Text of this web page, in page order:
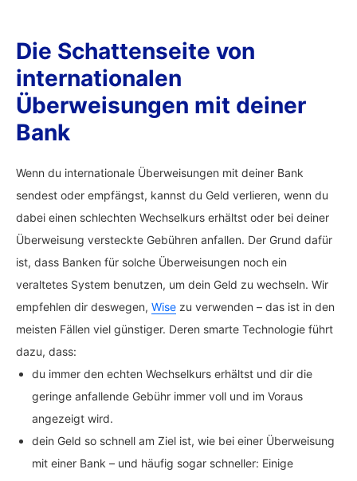
Die Schattenseite von
internationalen
Überweisungen mit deiner
Bank
Wenn du internationale Überweisungen mit deiner Bank
sendest oder empfängst, kannst du Geld verlieren, wenn du
dabei einen schlechten Wechselkurs erhältst oder bei deiner
Überweisung versteckte Gebühren anfallen. Der Grund dafür
ist, dass Banken für solche Überweisungen noch ein
veraltetes System benutzen, um dein Geld zu wechseln. Wir
empfehlen dir deswegen, Wise zu verwenden – das ist in den
meisten Fällen viel günstiger. Deren smarte Technologie führt
dazu, dass:
du immer den echten Wechselkurs erhältst und dir die
geringe anfallende Gebühr immer voll und im Voraus
angezeigt wird.
dein Geld so schnell am Ziel ist, wie bei einer Überweisung
mit einer Bank – und häufig sogar schneller: Einige